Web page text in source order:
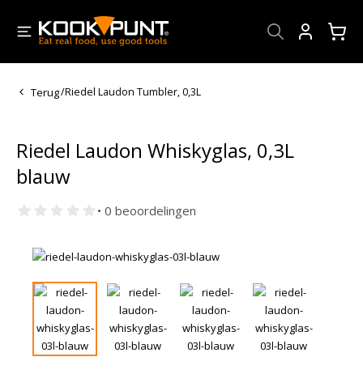
Terug/Riedel Laudon Tumbler, 0,3L
Riedel Laudon Whiskyglas, 0,3L
blauw
• 0 beoordelingen